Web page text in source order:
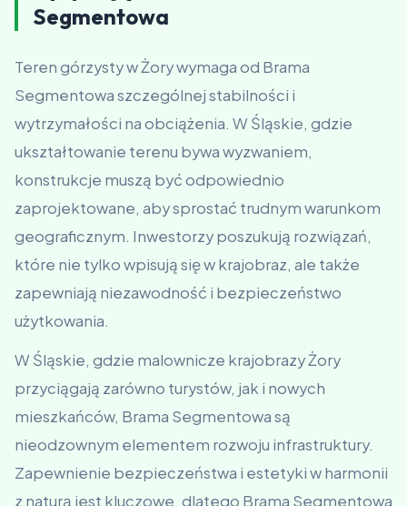
Segmentowa
Teren górzysty w Żory wymaga od Brama
Segmentowa szczególnej stabilności i
wytrzymałości na obciążenia. W Śląskie, gdzie
ukształtowanie terenu bywa wyzwaniem,
konstrukcje muszą być odpowiednio
zaprojektowane, aby sprostać trudnym warunkom
geograficznym. Inwestorzy poszukują rozwiązań,
które nie tylko wpisują się w krajobraz, ale także
zapewniają niezawodność i bezpieczeństwo
użytkowania.
W Śląskie, gdzie malownicze krajobrazy Żory
przyciągają zarówno turystów, jak i nowych
mieszkańców, Brama Segmentowa są
nieodzownym elementem rozwoju infrastruktury.
Zapewnienie bezpieczeństwa i estetyki w harmonii
z naturą jest kluczowe, dlatego Brama Segmentowa